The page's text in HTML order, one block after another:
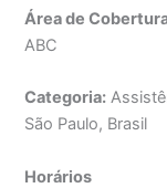
Área de
ABC
Categoria:
São Paulo, Brasil
Horários